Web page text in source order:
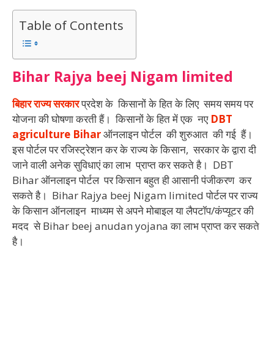
Table of Contents
Bihar Rajya beej Nigam limited
बिहार राज्य सरकारप्रदेश के किसानों के हित के लिए समय समय पर
योजना की घोषणा करती हैं। किसानों के हित में एक नए DBT
agriculture Biharऑनलाइन पोर्टल की शुरुआत की गई हैं।
इस पोर्टल पर रजिस्ट्रेशन कर के राज्य के किसान, सरकार के द्वारा दी
जाने वाली अनेक सुविधाएं का लाभ प्राप्त कर सकते है। DBT
Bihar ऑनलाइन पोर्टल पर किसान बहुत ही आसानी पंजीकरण कर
सकते है। Bihar Rajya beej Nigam limited पोर्टल पर राज्य
के किसान ऑनलाइन माध्यम से अपने मोबाइल या लैपटॉप/कंप्यूटर की
मदद से Bihar beej anudan yojana का लाभ प्राप्त कर सकते
है।